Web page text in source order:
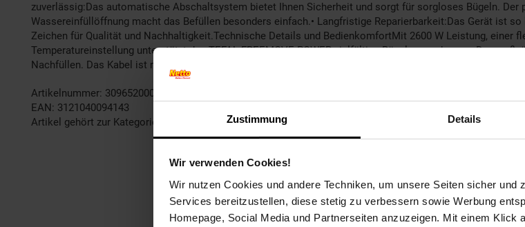
Zustimmung Details
Wir verwenden Cookies!
Wir nutzen Cookies und andere Techniken, um unsere Seiten sicher und
Services bereitzustellen, diese stetig zu verbessern sowie Werbung
Homepage, Social Media und Partnerseiten anzuzeigen. Mit einem Klick
zuverlässig:Das automatische Abschaltsystem bietet Ihnen Sicherheit und sorgt für sorgloses Bügeln.
Wassereinfüllöffnung macht das Befüllen besonders einfach.• Langfristige Reparierbarkeit:Das Gerät ist
Zeichen für Qualität und Nachhaltigkeit.Technische Details und BedienkomfortMit 2600 W Leistung, einer
Temperatureinstellung unterstützt das TEFAL FREEMOVE POWER vielfältige Bügelanwendungen. Der
Nachfüllen. Das Kabel ist mit 1,9 m lang und flexibel, um zusätzlichen Komfort beim Arbeiten zu
Artikelnummer: 3096520000
EAN: 3121040094143
Artikel gehört zur Kategorie:
Bügeleisen, Bügelbretter & Bügelsysteme